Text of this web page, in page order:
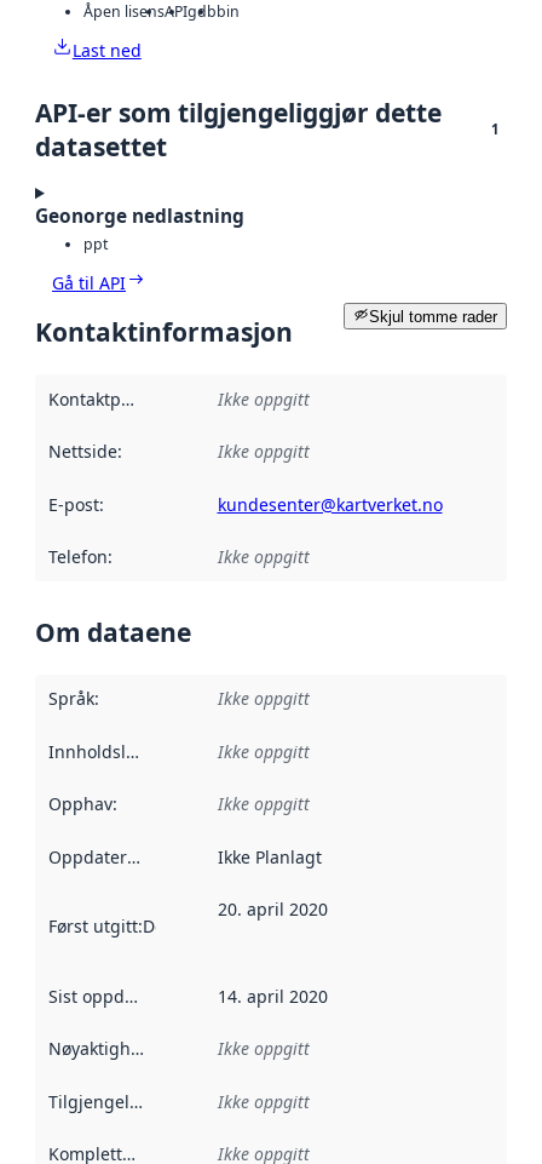
Åpen lisensAPIgdbbin
Last ned
API-er som tilgjengeliggjør dette
datasettet
1
Geonorge nedlastning
ppt
Gå til API
Skjul tomme rader
Kontaktinformasjon
Kontaktpunkt Ikke oppgitt
Nettside: Ikke oppgitt
E-post: kundesenter@kartverket.no
Telefon: Ikke oppgitt
Om dataene
Språk: Ikke oppgitt
Innholdsleverandører :
Ikke oppgitt
Opphav: Ikke oppgitt
Oppdateringsfrekvens :
Ikke Planlagt
Først utgitt:Denne datoen sier når dataene i dette
20. april 2020
Sist oppdatert 14. april 2020
Nøyaktighet Ikke oppgitt
Tilgjengelighet Ikke oppgitt
Kompletthet Ikke oppgitt